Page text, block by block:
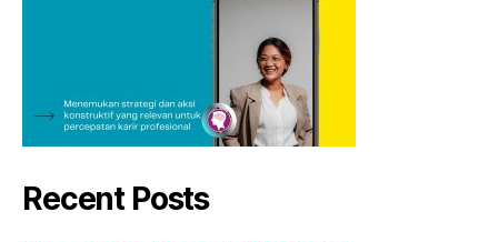
Recent Posts